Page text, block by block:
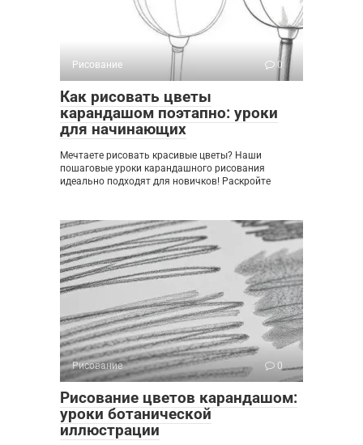
Рисование 0
Как рисовать цветы
карандашом поэтапно: уроки
для начинающих
Мечтаете рисовать красивые цветы? Наши
пошаговые уроки карандашного рисования
идеально подходят для новичков! Раскройте
Рисование 0
Рисование цветов карандашом:
уроки ботанической
иллюстрации